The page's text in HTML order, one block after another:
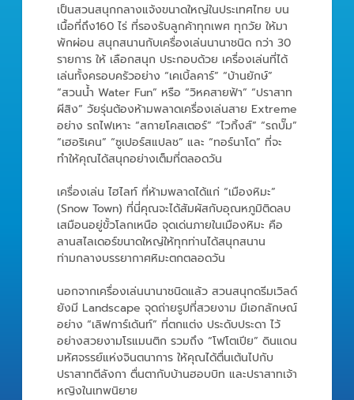
เป็นสวนสนุกกลางแจ้งขนาดใหญ่ในประเทศไทย บน
เนื้อที่ถึง160 ไร่ ที่รองรับลูกค้าทุกเพศ ทุกวัย ให้มา
พักผ่อน สนุกสนานกับเครื่องเล่นนานาชนิด กว่า 30
รายการ ให้ เลือกสนุก ประกอบด้วย เครื่องเล่นที่ได้
เล่นทั้งครอบครัวอย่าง “เคเบิ้ลคาร์” “บ้านยักษ์”
“สวนน้ำ Water Fun” หรือ “วิหคสายฟ้า” “ปราสาท
ผีสิง” วัยรุ่นต้องห้ามพลาดเครื่องเล่นสาย Extreme
อย่าง รถไฟเหาะ “สกายโคสเตอร์” “ไวกิ้งส์” “รถบั๊ม”
“เฮอริเคน” “ซูเปอร์สแปลช” และ “ทอร์นาโด” ที่จะ
ทำให้คุณได้สนุกอย่างเต็มที่ตลอดวัน
เครื่องเล่น ไฮไลท์ ที่ห้ามพลาดได้แก่ “เมืองหิมะ”
(Snow Town) ที่นี่คุณจะได้สัมผัสกับอุณหภูมิติดลบ
เสมือนอยู่ขั้วโลกเหนือ จุดเด่นภายในเมืองหิมะ คือ
ลานสไลเดอร์ขนาดใหญ่ให้ทุกท่านได้สนุกสนาน
ท่ามกลางบรรยากาศหิมะตกตลอดวัน
นอกจากเครื่องเล่นนานาชนิดแล้ว สวนสนุกดรีมเวิลด์
ยังมี Landscape จุดถ่ายรูปที่สวยงาม มีเอกลักษณ์
อย่าง “เลิฟการ์เด้นท์” ที่ตกแต่ง ประดับประดา ไว้
อย่างสวยงามโรแมนติก รวมถึง “โฟโตเปีย” ดินแดน
มหัศจรรย์แห่งจินตนาการ ให้คุณได้ตื่นเต้นไปกับ
ปราสาทตีลังกา ตื่นตากับบ้านฮอบบิท และปราสาทเจ้า
หญิงในเทพนิยาย